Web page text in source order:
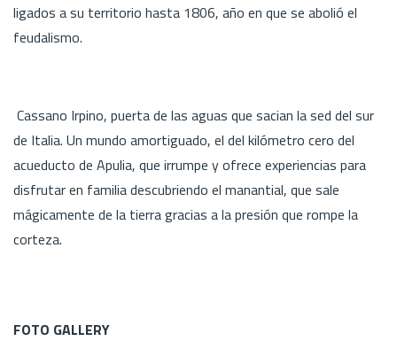
ligados a su territorio hasta 1806, año en que se abolió el
feudalismo.
Cassano Irpino, puerta de las aguas que sacian la sed del sur
de Italia. Un mundo amortiguado, el del kilómetro cero del
acueducto de Apulia, que irrumpe y ofrece experiencias para
disfrutar en familia descubriendo el manantial, que sale
mágicamente de la tierra gracias a la presión que rompe la
corteza.
FOTO GALLERY